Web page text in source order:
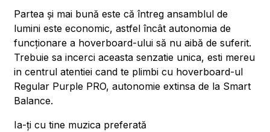
Partea și mai bună este că întreg ansamblul de
lumini este economic, astfel încât autonomia de
funcționare a hoverboard-ului să nu aibă de suferit.
Trebuie sa incerci aceasta senzatie unica, esti mereu
in centrul atentiei cand te plimbi cu hoverboard-ul
Regular Purple PRO, autonomie extinsa de la Smart
Balance.
Ia-ți cu tine muzica preferată